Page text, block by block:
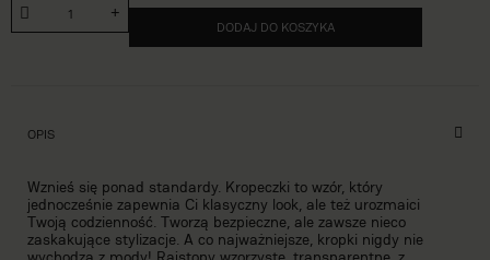
DODAJ DO KOSZYKA
OPIS
Wznieś się ponad standardy. Kropeczki to wzór, który
jednocześnie zapewnia Ci klasyczny look, ale też urozmaici
Twoją codzienność. Tworzą bezpieczne, ale zawsze nieco
zaskakujące stylizacje. A co najważniejsze, kropki nigdy nie